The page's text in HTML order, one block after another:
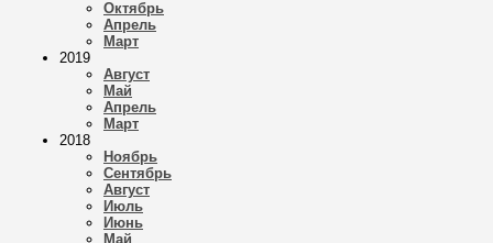
Октябрь
Апрель
Март
2019
Август
Май
Апрель
Март
2018
Ноябрь
Сентябрь
Август
Июль
Июнь
Май